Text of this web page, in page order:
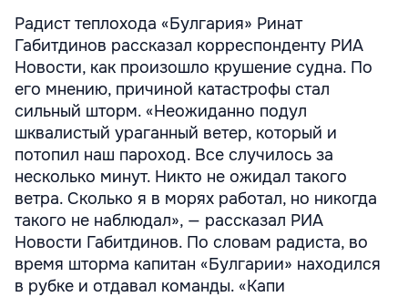
Радист теплохода «Булгария» Ринат
Габитдинов рассказал корреспонденту РИА
Новости, как произошло крушение судна. По
его мнению, причиной катастрофы стал
сильный шторм. «Неожиданно подул
шквалистый ураганный ветер, который и
потопил наш пароход. Все случилось за
несколько минут. Никто не ожидал такого
ветра. Сколько я в морях работал, но никогда
такого не наблюдал», — рассказал РИА
Новости Габитдинов. По словам радиста, во
время шторма капитан «Булгарии» находился
в рубке и отдавал команды. «Капи